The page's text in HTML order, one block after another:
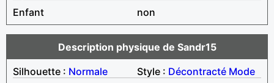
Enfant
non
Description physique de Sandr15
Silhouette : Normale Style : Décontracté Mode